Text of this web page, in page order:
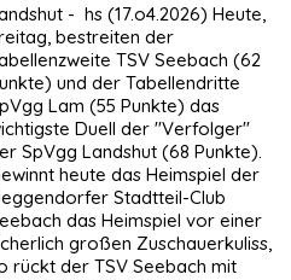
- hs (17.o4.2026) Heute,
bestreiten der
TSV Seebach (62
und der Tabellendritte
Lam (55 Punkte) das
Duell der "Verfolger"
SpVgg Landshut (68 Punkte).
heute das Heimspiel der
Stadtteil-Club
das Heimspiel vor einer
großen Zuschauerkuliss,
rückt der TSV Seebach mit